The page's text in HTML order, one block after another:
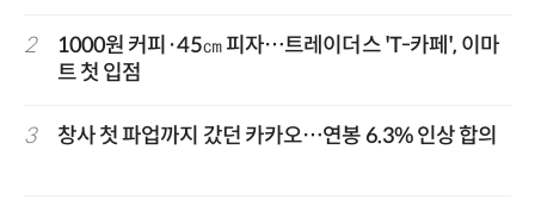
2
1000원 커피·45㎝ 피자…트레이더스 'T-카페', 이마
트 첫 입점
3 창사 첫 파업까지 갔던 카카오…연봉 6.3% 인상 합의